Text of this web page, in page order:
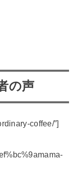
の声
coffee/”]